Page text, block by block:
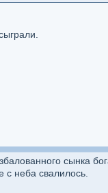
сынка
с неба свалилось.